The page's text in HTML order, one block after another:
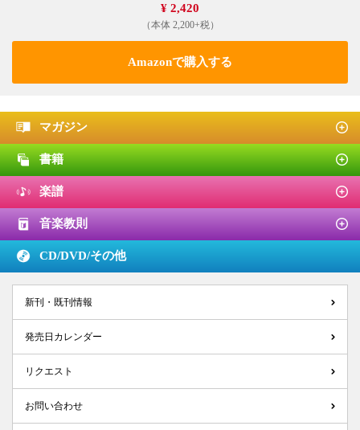
¥ 2,420
（本体 2,200+税）
Amazonで購入する
マガジン
書籍
楽譜
音楽教則
CD/DVD/その他
新刊・既刊情報
発売日カレンダー
リクエスト
お問い合わせ